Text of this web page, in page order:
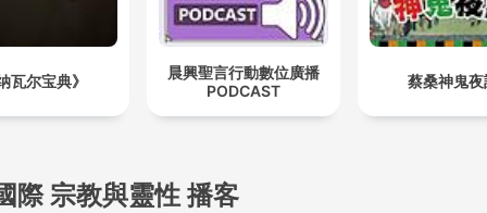
瓦尔宝典》
晨興聖言行動數位廣播
PODCAST
蔡桑神鬼
際 宗教與靈性 播客